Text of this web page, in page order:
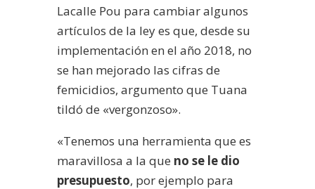
Lacalle Pou para cambiar algunos
artículos de la ley es que, desde su
implementación en el año 2018, no
se han mejorado las cifras de
femicidios, argumento que Tuana
tildó de «vergonzoso».
«Tenemos una herramienta que es
maravillosa a la que no se le dio
presupuesto, por ejemplo para